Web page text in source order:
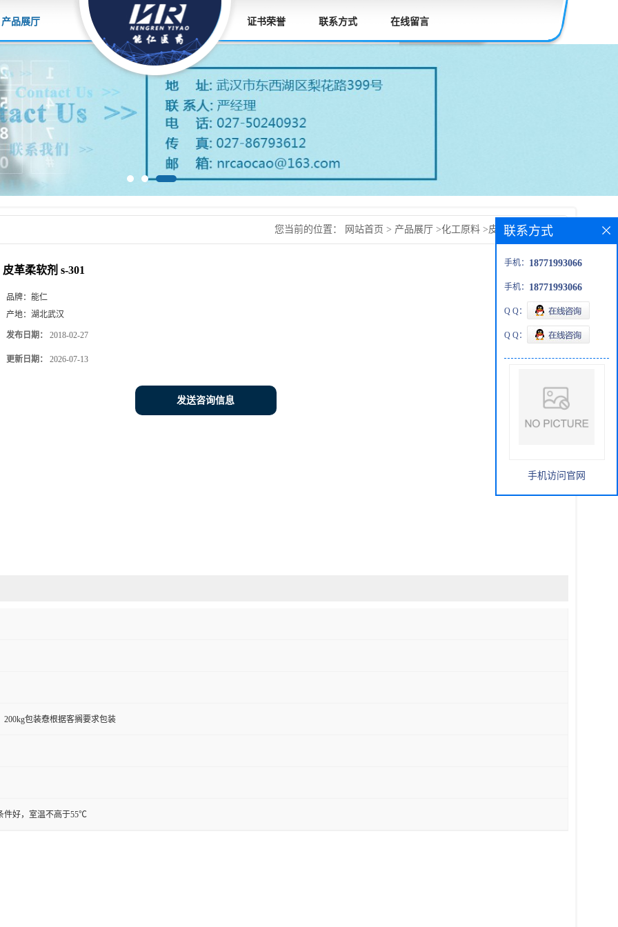
产品展厅 证书荣誉 联系方式 在线留言
您当前的位置： 网站首页 > 产品展厅 >化工原料 >皮革柔软剂 s-301
皮革柔软剂 s-301
品牌： 能仁
产地： 湖北武汉
发布日期： 2018-02-27
更新日期： 2026-07-13
发送咨询信息
200kg包装憃根据客搁要求包装
件好，室温不高于55℃
联系方式
手机： 18771993066
手机： 18771993066
Q Q：
Q Q：
手机访问官网